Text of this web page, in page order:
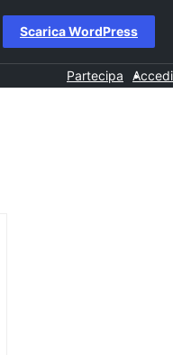
Scarica WordPress
Partecipa Accedi